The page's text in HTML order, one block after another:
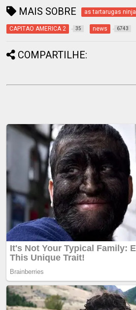
MAIS SOBRE as tartarugas ninja
CAPITAO AMERICA 2 35 news 6743
COMPARTILHE: